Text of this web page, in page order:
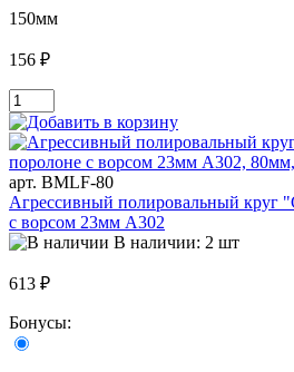
150мм
156 ₽
арт. BMLF-80
Агрессивный полировальный круг
с ворсом 23мм A302
В наличии: 2 шт
613 ₽
Бонусы: